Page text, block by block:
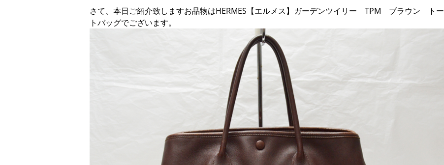
さて、本日ご紹介致しますお品物はHERMES【エルメス】ガーデンツイリー TPM ブラウン トー
トバッグでございます。